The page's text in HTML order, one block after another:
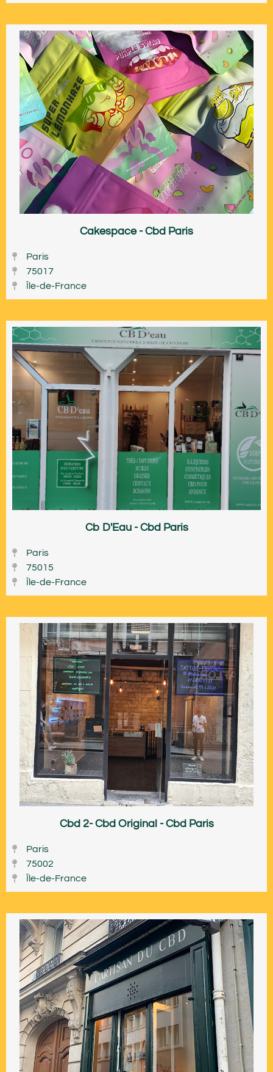
Cakespace - Cbd Paris
Paris
75017
Île-de-France
Cb D'Eau - Cbd Paris
Paris
75015
Île-de-France
Cbd 2- Cbd Original - Cbd Paris
Paris
75002
Île-de-France